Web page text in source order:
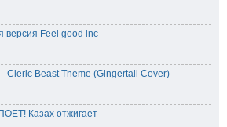
версия Feel good inc
Cleric Beast Theme (Gingertail Cover)
Казах отжигает